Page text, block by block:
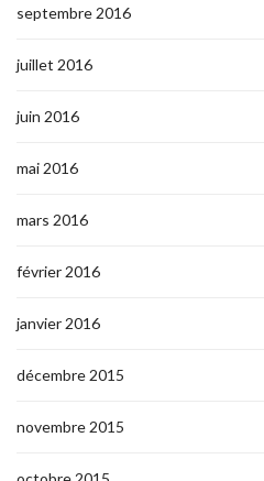
septembre 2016
juillet 2016
juin 2016
mai 2016
mars 2016
février 2016
janvier 2016
décembre 2015
novembre 2015